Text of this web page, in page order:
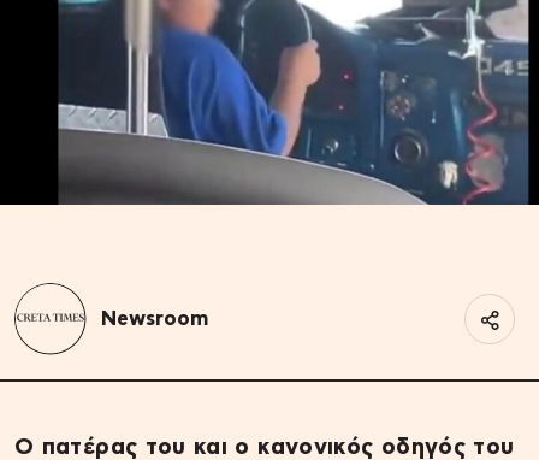
Newsroom
Ο πατέρας του και ο κανονικός οδηγός του